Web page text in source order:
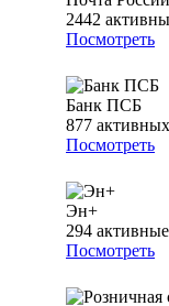
2442
Посмотреть
Банк ПСБ
877
Посмотреть
Эн+
294
Посмотреть